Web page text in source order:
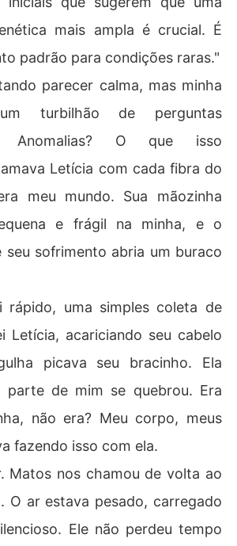
mais ampla é crucial. É
padrão para condições raras."
parecer calma, mas minha
turbilhão de perguntas
Anomalias? O que isso
Letícia com cada fibra do
meu mundo. Sua mãozinha
e frágil na minha, e o
seu sofrimento abria um buraco
rápido, uma simples coleta de
Letícia, acariciando seu cabelo
picava seu bracinho. Ela
parte de mim se quebrou. Era
não era? Meu corpo, meus
fazendo isso com ela.
Matos nos chamou de volta ao
O ar estava pesado, carregado
Ele não perdeu tempo